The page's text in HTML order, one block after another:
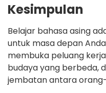
Kesimpulan
Belajar bahasa asing
untuk masa depan
membuka peluang
budaya yang berbeda,
jembatan antara